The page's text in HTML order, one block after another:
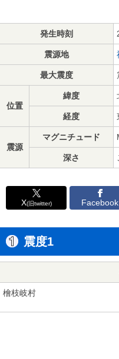
発生時刻
震源地
最大震度
位置
緯度
経度
震源
マグニチュード
深さ
X(旧twitter) Facebook
震度1
檜枝岐村